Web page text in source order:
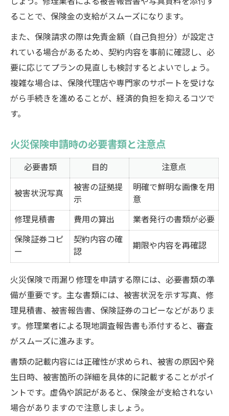
ることで、保険金の支給がスムーズになります。
また、保険請求の際は免責金額（自己負担分）が設定さ
れている場合があるため、契約内容を事前に確認し、必
要に応じてプランの見直しも検討するとよいでしょう。
複雑な場合は、保険代理店や専門家のサポートを受けな
がら手続きを進めることが、経済的負担を抑えるコツで
す。
火災保険申請時の必要書類と注意点
必要書類 目的
注意点
被害状況写真
被害の証拠提
示
明確で鮮明な画像を用
意
修理見積書
費用の算出
業者発行の書類が必要
保険証券コピ
ー
契約内容の確
認
期限や内容を再確認
火災保険で雨漏り修理を申請する際には、必要書類の準
備が重要です。主な書類には、被害状況を示す写真、修
理見積書、被害報告書、保険証券のコピーなどがありま
す。修理業者による現地調査報告書も添付すると、審査
がスムーズに進みます。
書類の記載内容には正確性が求められ、被害の原因や発
生日時、被害箇所の詳細を具体的に記載することがポイ
ントです。虚偽や誤記があると、保険金が支給されない
場合がありますので注意しましょう。